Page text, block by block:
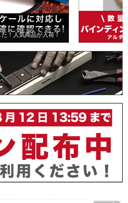
人気商品が入荷！